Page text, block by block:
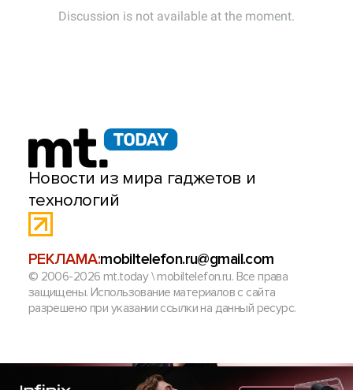
Новости из мира гаджетов и
технологий
РЕКЛАМА:mobiltelefon.ru@gmail.com
© 2006-2026 mt.today \ mobiltelefon.ru. Все права
защищены. Использование материалов с сайта
разрешено при указании ссылки на данный ресурс.